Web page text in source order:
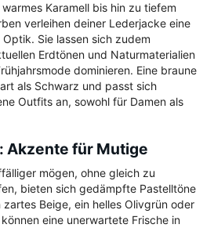
Karamell bis hin zu tiefem
verleihen deiner Lederjacke eine
Sie lassen sich zudem
Erdtönen und Naturmaterialien
dominieren. Eine braune
als Schwarz und passt sich
Outfits an, sowohl für Damen als
Akzente für Mutige
mögen, ohne gleich zu
bieten sich gedämpfte Pastelltöne
Beige, ein helles Olivgrün oder
eine unerwartete Frische in